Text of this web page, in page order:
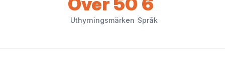
Uthyrningsmärken Språk